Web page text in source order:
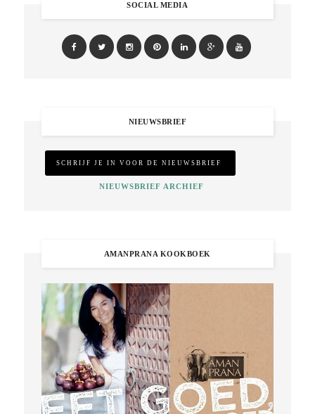
SOCIAL MEDIA
NIEUWSBRIEF
NIEUWSBRIEF ARCHIEF
AMANPRANA KOOKBOEK